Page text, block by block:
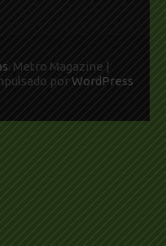
. Metro Magazine |
porWordPress